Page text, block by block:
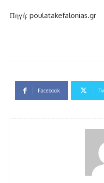
Πηγή: poulatakefalonias.gr
Facebook